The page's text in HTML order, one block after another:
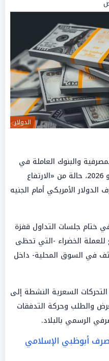
الدولار
والبنوك العاملة في
مصر اليوم الإثنين، الموافق 18 مايو 2026، حالة من «الارتفاع
الأمريكي أمام الجنيه
ختام جلسات التداول قفزة
الخضراء -التي تحظى
في السوق المحلية- داخل
التحركات السعرية النشطة إلى
والطلب وحركة التدفقات
الرسمي بالبلاد.
أبوظبي الإسلامي